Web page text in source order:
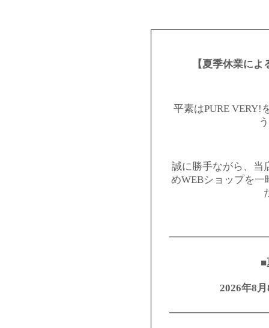
【夏季休業に
平素はPURE VERY!
誠に勝手ながら、当
めWEBショップを
■
2026年8